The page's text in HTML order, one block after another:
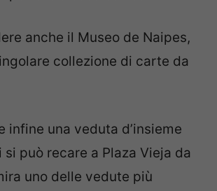
anche il Museo de Naipes,
collezione di carte da
infine una veduta d’insieme
può recare a Plaza Vieja da
uno delle vedute più